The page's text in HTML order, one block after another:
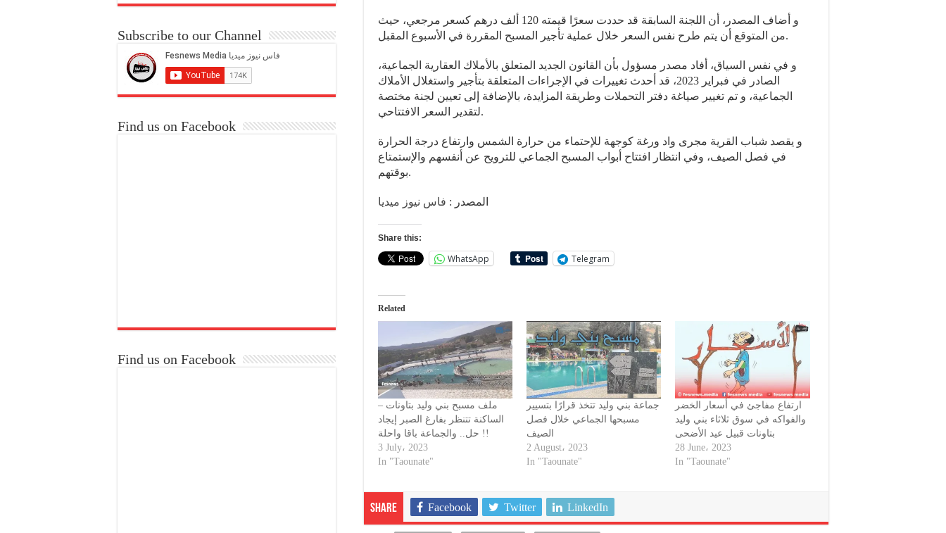
و أضاف المصدر، أن اللجنة السابقة قد حددت سعرًا قيمته 120 ألف درهم كسعر مرجعي، حيث
من المتوقع أن يتم طرح نفس السعر خلال عملية تأجير المسبح المقررة في الأسبوع المقبل.
و في نفس السياق، أفاد مصدر مسؤول بأن القانون الجديد المتعلق بالأملاك العقارية الجماعية،
الصادر في فبراير 2023، قد أحدث تغييرات في الإجراءات المتعلقة بتأجير واستغلال الأملاك
الجماعية، و تم تغيير صياغة دفتر التحملات وطريقة المزايدة، بالإضافة إلى تعيين لجنة مختصة
لتقدير السعر الافتتاحي.
و يقصد شباب القرية مجرى واد ورغة كوجهة للإحتماء من حرارة الشمس وارتفاع درجة الحرارة
في فصل الصيف، وفي انتظار افتتاح أبواب المسبح الجماعي للترويح عن أنفسهم والإستمتاع
بوقتهم.
المصدر : فاس نيوز ميديا
Share this:
WhatsApp Telegram
Related
ملف مسبح بني وليد بتاونات –
الساكنة تتنظر بفارغ الصبر إيجاد
حل.. والجماعة باقا واحلة !!
3 July، 2023
In "Taounate"
جماعة بني وليد تتخذ قرارًا بتسيير
مسبحها الجماعي خلال فصل
الصيف
2 August، 2023
In "Taounate"
ارتفاع مفاجئ في أسعار الخضر
والفواكه في سوق ثلاثاء بني وليد
بتاونات قبيل عيد الأضحى
28 June، 2023
In "Taounate"
Share Facebook Twitter LinkedIn
Subscribe to our Channel
Find us on Facebook
Find us on Facebook